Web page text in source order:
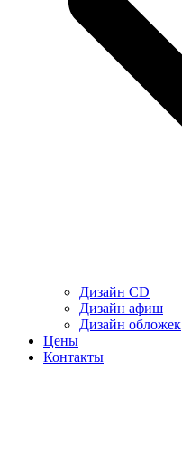
Дизайн CD
Дизайн афиш
Дизайн обложек
Цены
Контакты